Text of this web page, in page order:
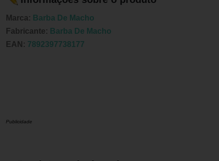
Marca: Barba De Macho
Fabricante: Barba De Macho
EAN: 7892397738177
Publicidade